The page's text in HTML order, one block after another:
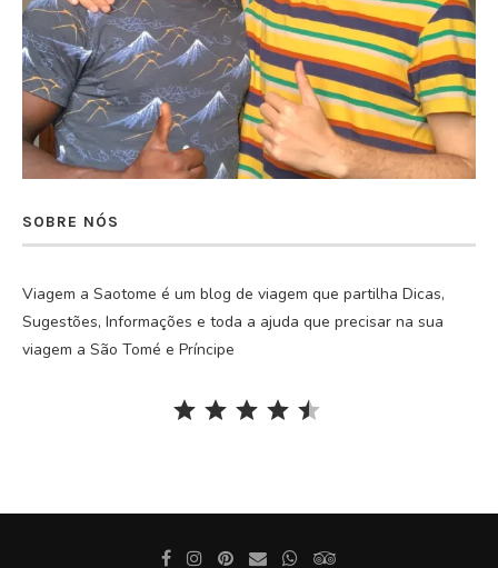
SOBRE NÓS
Viagem a Saotome é um blog de viagem que partilha Dicas,
Sugestões, Informações e toda a ajuda que precisar na sua
viagem a São Tomé e Príncipe